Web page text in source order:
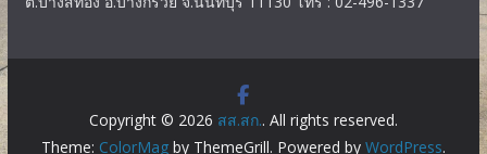
Copyright © 2026 สส.สก.. All rights reserved.
Theme: ColorMagby ThemeGrill. Powered by WordPress.